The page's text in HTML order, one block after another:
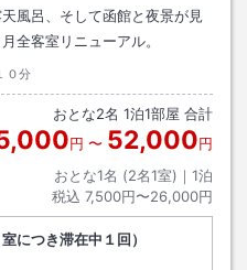
風呂、そして函館と夜景が見
全客室リニューアル。
０分
おとな2名 1泊1部屋 合計
円 〜 52,000円
おとな1名 (2名1室)｜ 1泊
税込 7,500円〜26,000円
につき滞在中１回）